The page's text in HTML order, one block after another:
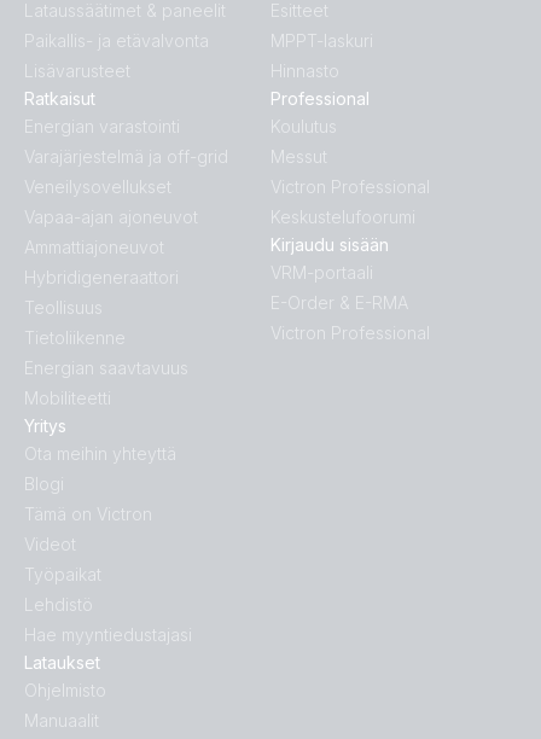
Lataussäätimet & paneelit
Paikallis- ja etävalvonta
Lisävarusteet
Lataukset
Ohjelmisto
Manuaalit
Ratkaisut
Energian varastointi
Varajärjestelmä ja off-grid
Veneilysovellukset
Vapaa-ajan ajoneuvot
Ammattiajoneuvot
Hybridigeneraattori
Teollisuus
Tietoliikenne
Energian saavtavuus
Mobiliteetti
Yritys
Ota meihin yhteyttä
Blogi
Tämä on Victron
Videot
Työpaikat
Lehdistö
Hae myyntiedustajasi
Esitteet
MPPT-laskuri
Hinnasto
Professional
Koulutus
Messut
Victron Professional
Keskustelufoorumi
Kirjaudu sisään
VRM-portaali
E-Order & E-RMA
Victron Professional